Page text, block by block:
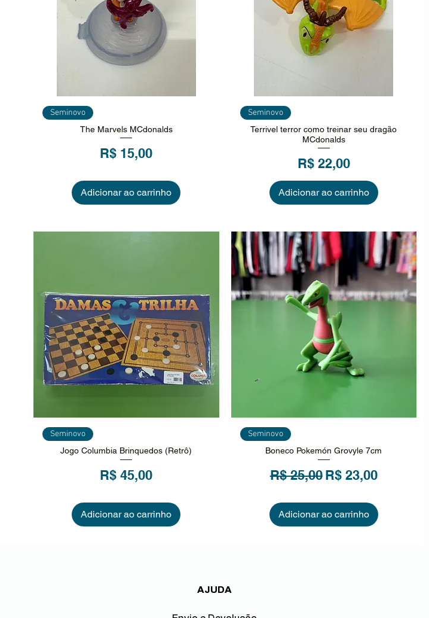
Visualização rápida
Seminovo
The Marvels MCdonalds
Preço
R$ 15,00
Adicionar ao carrinho
Visualização rápida
Seminovo
Terrivel terror como treinar seu dragão
MCdonalds
Preço
R$ 22,00
Adicionar ao carrinho
Visualização rápida
Seminovo
Jogo Columbia Brinquedos (Retrô)
Preço
R$ 45,00
Adicionar ao carrinho
Visualização rápida
Seminovo
Boneco Pokemón Grovyle 7cm
Preço normal
R$ 25,00 Preço
R$ 23,00
Adicionar ao carrinho
AJUDA